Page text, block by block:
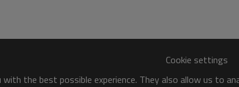
Cookie settings
the best possible experience. They also allow us to